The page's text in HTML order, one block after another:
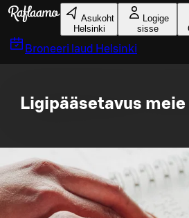
Liigu peamise sisu juurde
Asukoht
Helsinki
Logige
sisse
Broneeri laud Helsinki
Ligipääsetavus